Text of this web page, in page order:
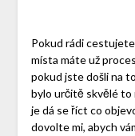
Pokud rádi
místa máte už
pokud jste došli na
bylo určitě skvělé to
je dá se říct co
dovolte mi, abych